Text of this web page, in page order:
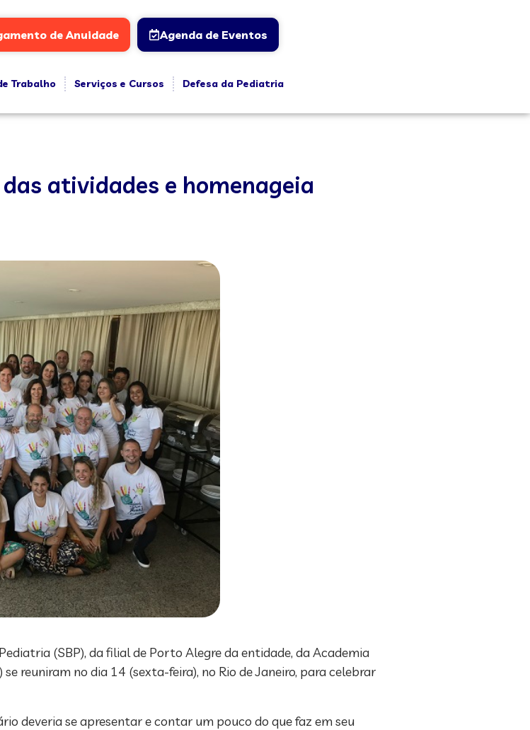
de Anuidade Agenda de Eventos
Trabalho Serviços e Cursos
Defesa da Pediatria
atividades e homenageia
(SBP), da filial de Porto Alegre da entidade, da Academia
reuniram no dia 14 (sexta-feira), no Rio de Janeiro, para celebrar
deveria se apresentar e contar um pouco do que faz em seu